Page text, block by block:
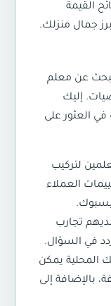
القيمة
جمال منزلك.
عن معلم
إليك
العثور على
لتركيب
العملاء
تجارب
في السؤال.
المحلية يمكن
بالإضافة إلى